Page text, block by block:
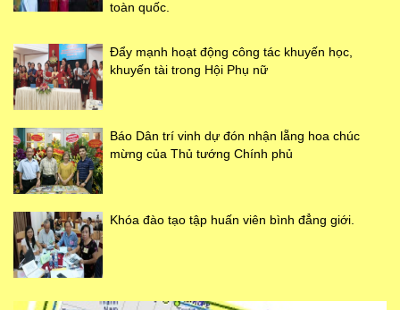
toàn quốc.
Đẩy mạnh hoạt động công tác khuyến học,
khuyến tài trong Hội Phụ nữ
Báo Dân trí vinh dự đón nhận lẵng hoa chúc
mừng của Thủ tướng Chính phủ
Khóa đào tạo tập huấn viên bình đẳng giới.